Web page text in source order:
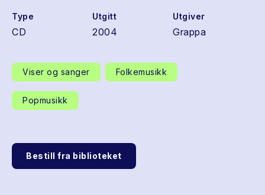
Type
CD
Utgitt
2004
Utgiver
Grappa
Viser og sanger Folkemusikk
Popmusikk
Bestill fra biblioteket